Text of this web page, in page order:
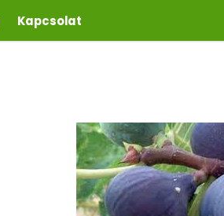
Kapcsolat